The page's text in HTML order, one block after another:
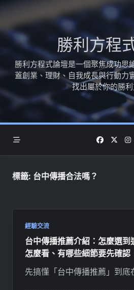
Skip
content
勝利方程
勝利方程式論壇是一個聚焦成功思
蓋創業、理財、自我成長與行動力
找出屬於你的勝
標籤: 台中傳播合法嗎？
經驗交流
台中傳播推薦介紹：怎麼選到
怎麼看、有哪些細節要先確認
先搞懂「台中傳播推薦」到底